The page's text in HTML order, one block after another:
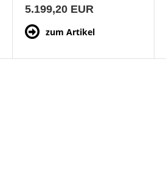
5.199,20 EUR
zum Artikel